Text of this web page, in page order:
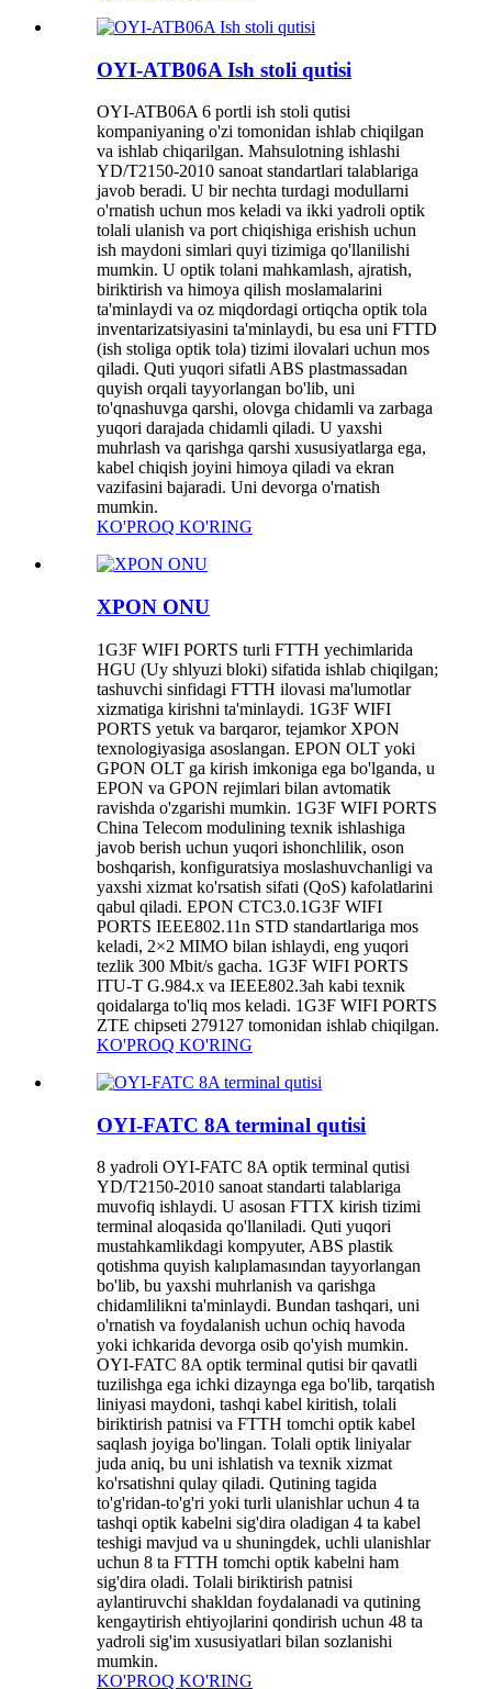
OYI-ATB06A Ish stoli qutisi
OYI-ATB06A 6 portli ish stoli qutisi
kompaniyaning o'zi tomonidan ishlab chiqilgan
va ishlab chiqarilgan. Mahsulotning ishlashi
YD/T2150-2010 sanoat standartlari talablariga
javob beradi. U bir nechta turdagi modullarni
o'rnatish uchun mos keladi va ikki yadroli optik
tolali ulanish va port chiqishiga erishish uchun
ish maydoni simlari quyi tizimiga qo'llanilishi
mumkin. U optik tolani mahkamlash, ajratish,
biriktirish va himoya qilish moslamalarini
ta'minlaydi va oz miqdordagi ortiqcha optik tola
inventarizatsiyasini ta'minlaydi, bu esa uni FTTD
(ish stoliga optik tola) tizimi ilovalari uchun mos
qiladi. Quti yuqori sifatli ABS plastmassadan
quyish orqali tayyorlangan bo'lib, uni
to'qnashuvga qarshi, olovga chidamli va zarbaga
yuqori darajada chidamli qiladi. U yaxshi
muhrlash va qarishga qarshi xususiyatlarga ega,
kabel chiqish joyini himoya qiladi va ekran
vazifasini bajaradi. Uni devorga o'rnatish
mumkin.
KO'PROQ KO'RING
XPON ONU
1G3F WIFI PORTS turli FTTH yechimlarida
HGU (Uy shlyuzi bloki) sifatida ishlab chiqilgan;
tashuvchi sinfidagi FTTH ilovasi ma'lumotlar
xizmatiga kirishni ta'minlaydi. 1G3F WIFI
PORTS yetuk va barqaror, tejamkor XPON
texnologiyasiga asoslangan. EPON OLT yoki
GPON OLT ga kirish imkoniga ega bo'lganda, u
EPON va GPON rejimlari bilan avtomatik
ravishda o'zgarishi mumkin. 1G3F WIFI PORTS
China Telecom modulining texnik ishlashiga
javob berish uchun yuqori ishonchlilik, oson
boshqarish, konfiguratsiya moslashuvchanligi va
yaxshi xizmat ko'rsatish sifati (QoS) kafolatlarini
qabul qiladi. EPON CTC3.0.1G3F WIFI
PORTS IEEE802.11n STD standartlariga mos
keladi, 2×2 MIMO bilan ishlaydi, eng yuqori
tezlik 300 Mbit/s gacha. 1G3F WIFI PORTS
ITU-T G.984.x va IEEE802.3ah kabi texnik
qoidalarga to'liq mos keladi. 1G3F WIFI PORTS
ZTE chipseti 279127 tomonidan ishlab chiqilgan.
KO'PROQ KO'RING
OYI-FATC 8A terminal qutisi
8 yadroli OYI-FATC 8A optik terminal qutisi
YD/T2150-2010 sanoat standarti talablariga
muvofiq ishlaydi. U asosan FTTX kirish tizimi
terminal aloqasida qo'llaniladi. Quti yuqori
mustahkamlikdagi kompyuter, ABS plastik
qotishma quyish kalıplamasından tayyorlangan
bo'lib, bu yaxshi muhrlanish va qarishga
chidamlilikni ta'minlaydi. Bundan tashqari, uni
o'rnatish va foydalanish uchun ochiq havoda
yoki ichkarida devorga osib qo'yish mumkin.
OYI-FATC 8A optik terminal qutisi bir qavatli
tuzilishga ega ichki dizaynga ega bo'lib, tarqatish
liniyasi maydoni, tashqi kabel kiritish, tolali
biriktirish patnisi ​​va FTTH tomchi optik kabel
saqlash joyiga bo'lingan. Tolali optik liniyalar
juda aniq, bu uni ishlatish va texnik xizmat
ko'rsatishni qulay qiladi. Qutining tagida
to'g'ridan-to'g'ri yoki turli ulanishlar uchun 4 ta
tashqi optik kabelni sig'dira oladigan 4 ta kabel
teshigi mavjud va u shuningdek, uchli ulanishlar
uchun 8 ta FTTH tomchi optik kabelni ham
sig'dira oladi. Tolali biriktirish patnisi ​​
aylantiruvchi shakldan foydalanadi va qutining
kengaytirish ehtiyojlarini qondirish uchun 48 ta
yadroli sig'im xususiyatlari bilan sozlanishi
mumkin.
KO'PROQ KO'RING